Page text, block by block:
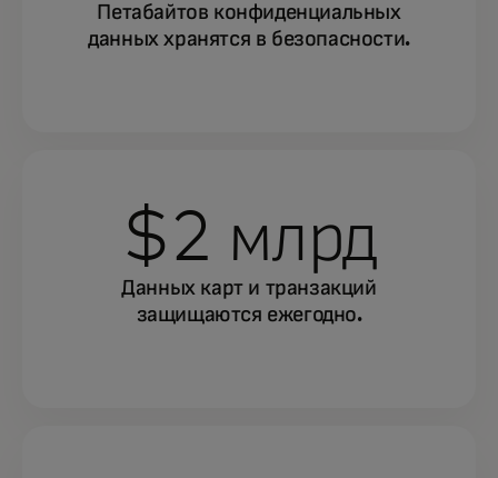
Петабайтов конфиденциальных
данных хранятся в безопасности.
$2 млрд
Данных карт и транзакций
защищаются ежегодно.